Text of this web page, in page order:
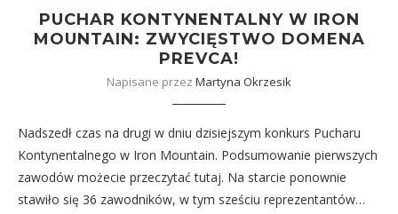
PUCHAR KONTYNENTALNY W IRON
MOUNTAIN: ZWYCIĘSTWO DOMENA
PREVCA!
Napisane przez Martyna Okrzesik
Nadszedł czas na drugi w dniu dzisiejszym konkurs Pucharu
Kontynentalnego w Iron Mountain. Podsumowanie pierwszych
zawodów możecie przeczytać tutaj. Na starcie ponownie
stawiło się 36 zawodników, w tym sześciu reprezentantów…